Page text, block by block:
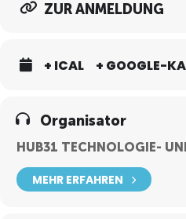
ZUR ANMELDUNG
+ ICAL + GOOGLE-
Organisator
HUB31 TECHNOLOGIE-
MEHR ERFAHREN